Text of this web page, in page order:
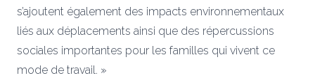
s’ajoutent également des impacts environnementaux
liés aux déplacements ainsi que des répercussions
sociales importantes pour les familles qui vivent ce
mode de travail. »